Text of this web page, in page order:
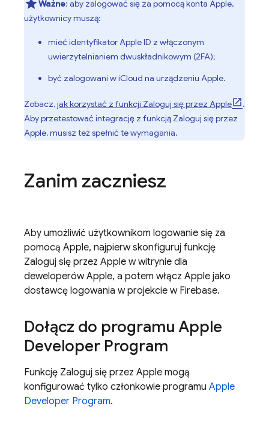
Ważne: aby zalogować się za pomocą konta Apple,
użytkownicy muszą:
mieć identyfikator Apple ID z włączonym
uwierzytelnianiem dwuskładnikowym (2FA);
być zalogowani w iCloud na urządzeniu Apple.
Zobacz,jak korzystać z funkcji Zaloguj się przez Apple
.
Aby przetestować integrację z funkcją Zaloguj się przez
Apple, musisz też spełnić te wymagania.
Zanim zaczniesz
Aby umożliwić użytkownikom logowanie się za
pomocą Apple, najpierw skonfiguruj funkcję
Zaloguj się przez Apple w witrynie dla
deweloperów Apple, a potem włącz Apple jako
dostawcę logowania w projekcie w Firebase.
Dołącz do programu Apple
Developer Program
Funkcję Zaloguj się przez Apple mogą
konfigurować tylko członkowie programu Apple
Developer Program.